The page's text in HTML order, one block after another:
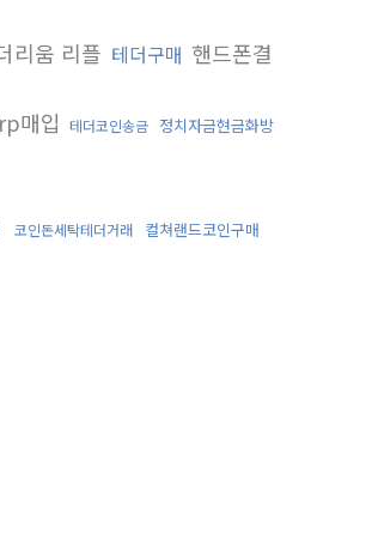
리움 리플 테더구매 핸드폰결
매입 테더코인송금 정치자금현금화방
코인돈세탁테더거래 컬쳐랜드코인구매